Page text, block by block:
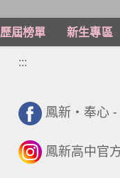
歷屆榜單
新生專區
:::
鳳新・奉心
鳳新高中官